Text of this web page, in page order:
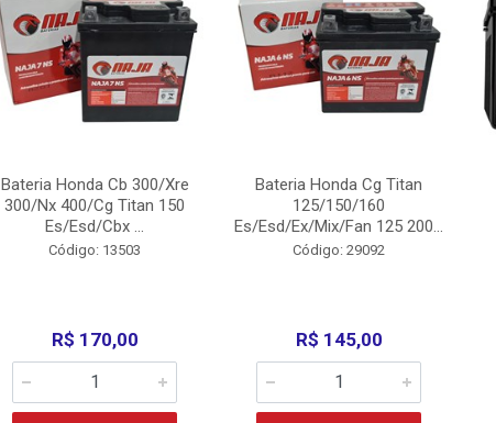
Bateria Honda Cb 300/Xre
300/Nx 400/Cg Titan 150
Es/Esd/Cbx ...
Código: 13503
R$ 170,00
Bateria Honda Cg Titan
125/150/160
Es/Esd/Ex/Mix/Fan 125 200...
Código: 29092
R$ 145,00